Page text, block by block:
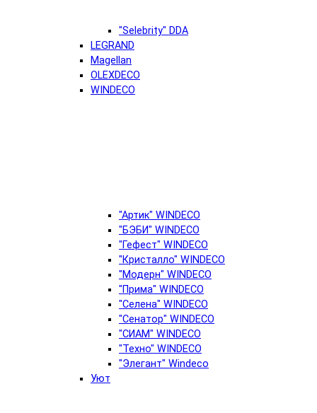
"Selebrity" DDA
LEGRAND
Magellan
OLEXDECO
WINDECO
"Артик" WINDECO
"БЭБИ" WINDECO
"Гефест" WINDECO
"Кристалло" WINDECO
"Модерн" WINDECO
"Прима" WINDECO
"Селена" WINDECO
"Сенатор" WINDECO
"СИАМ" WINDECO
"Техно" WINDECO
"Элегант" Windeco
Уют